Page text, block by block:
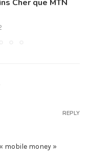
Cher que MTN
mobile money »
REPLY